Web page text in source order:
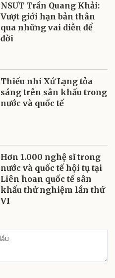
NSƯT Trần Quang Khải:
Vượt giới hạn bản thân
qua những vai diễn để
đời
Thiếu nhi Xứ Lạng tỏa
sáng trên sân khấu trong
nước và quốc tế
Hơn 1.000 nghệ sĩ trong
nước và quốc tế hội tụ tại
Liên hoan quốc tế sân
khấu thử nghiệm lần thứ
VI